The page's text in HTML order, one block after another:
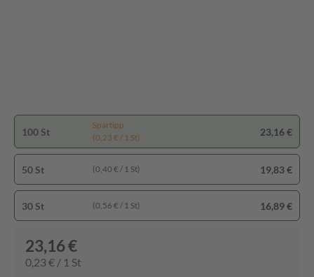
100 St
Spartipp
(0,23 € / 1 St)
23,16 €
50 St (0,40 € / 1 St) 19,83 €
30 St (0,56 € / 1 St) 16,89 €
23,16 €
0,23 € / 1 St